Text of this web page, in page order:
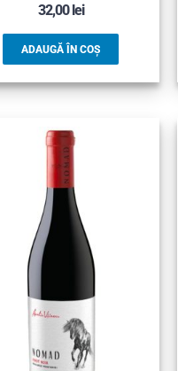
32,00lei
ADAUGĂ ÎN COȘ